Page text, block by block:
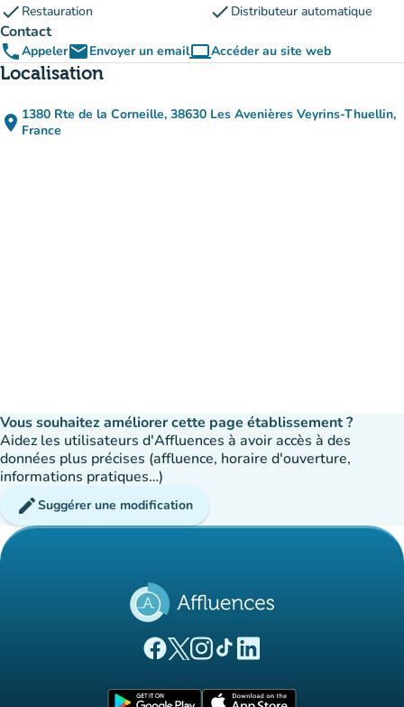
check Restauration check Distributeur automatique
Contact
phoneAppeleremailEnvoyer un emailcomputerAccéder au site web
(nouvel onglet)
Localisation
place 1380 Rte de la Corneille, 38630 Les Avenières Veyrins-Thuellin,
France
Vous souhaitez améliorer cette page établissement ?
Aidez les utilisateurs d'Affluences à avoir accès à des
données plus précises (affluence, horaire d'ouverture,
informations pratiques…)
editSuggérer une modification
(nouvel onglet)
(nouvel onglet)
(nouvel onglet)
(nouvel onglet)
(nouvel onglet)